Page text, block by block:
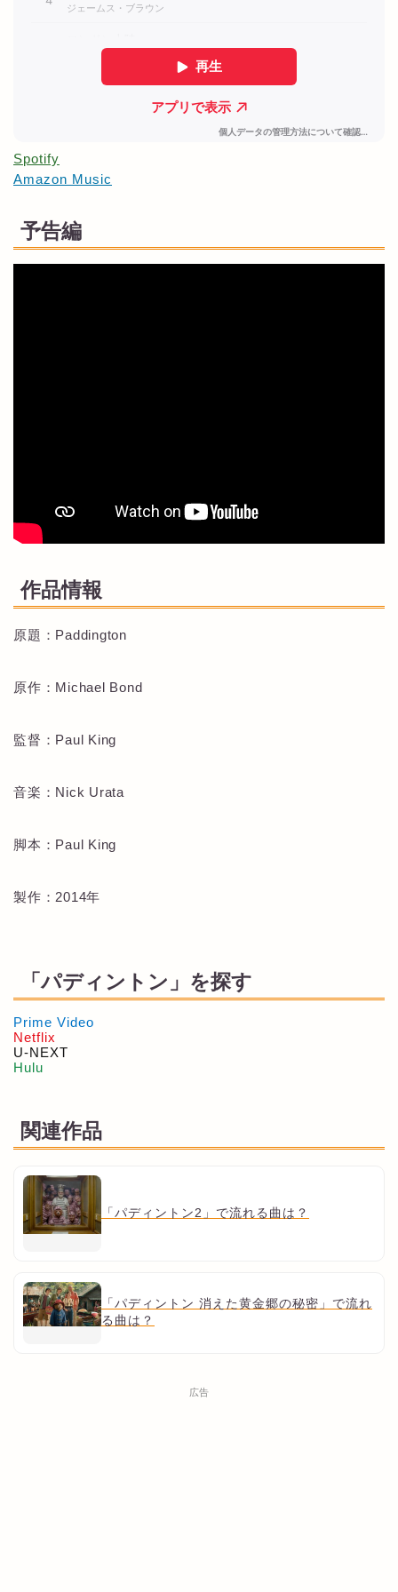
Spotify
Amazon Music
予告編
作品情報
原題：Paddington
原作：Michael Bond
監督：Paul King
音楽：Nick Urata
脚本：Paul King
製作：2014年
「パディントン」を探す
Prime Video
Netflix
U-NEXT
Hulu
関連作品
「パディントン2」で流れる曲は？
「パディントン 消えた黄金郷の秘密」で流れ
る曲は？
広告